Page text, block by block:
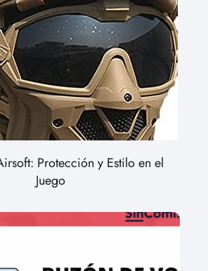
Protección y Estilo en el
Juego